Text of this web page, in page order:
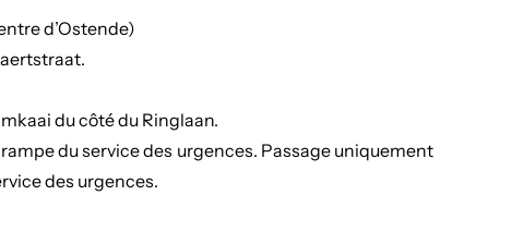
d’Ostende)
du côté du Ringlaan.
du service des urgences. Passage uniquement
des urgences.